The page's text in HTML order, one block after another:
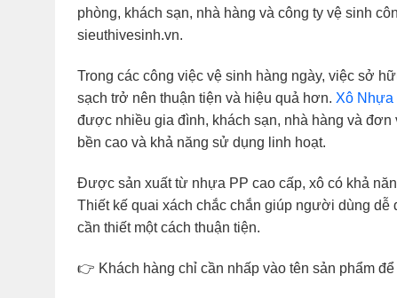
phòng, khách sạn, nhà hàng và công ty vệ sinh
sieuthivesinh.vn.
Trong các công việc vệ sinh hàng ngày, việc sở
sạch trở nên thuận tiện và hiệu quả hơn. Xô Nhựa
được nhiều gia đình, khách sạn, nhà hàng và
bền cao và khả năng sử dụng linh hoạt.
Được sản xuất từ nhựa PP cao cấp, xô có khả
Thiết kế quai xách chắc chắn giúp người dùng
cần thiết một cách thuận tiện.
👉 Khách hàng chỉ cần nhấp vào tên sản phẩm